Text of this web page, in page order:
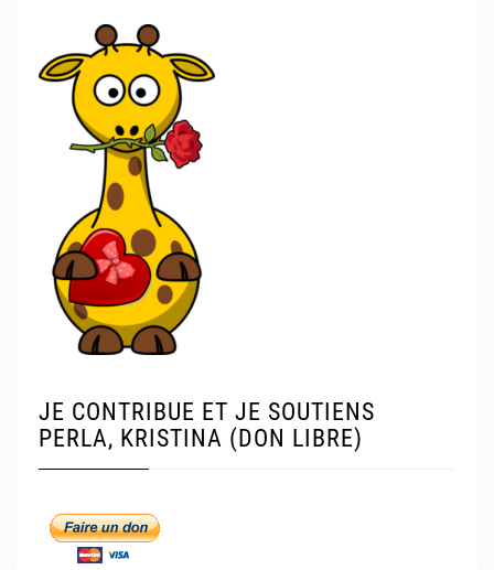
JE CONTRIBUE ET JE SOUTIENS
PERLA, KRISTINA (DON LIBRE)